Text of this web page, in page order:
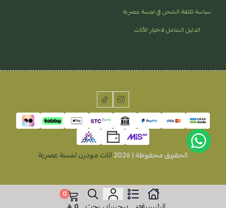
سياسة تكلفة الشحن في لمسة عصرية
الدليل الشامل لاختيار الأثاث
الحقوق محفوظة | 2026 اثاث مودرن لمسة عصرية
0